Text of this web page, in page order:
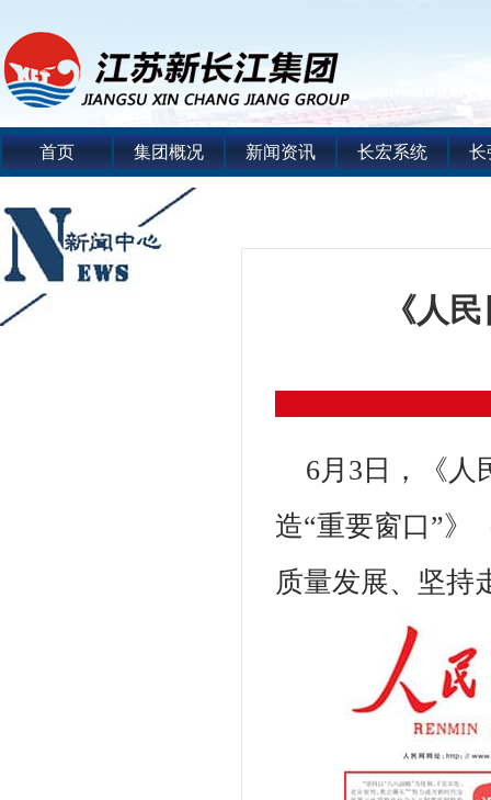
首页 集团概况 新闻资讯 长宏系统 长
《人
6月3日，《人
造“重要窗口”》
质量发展、坚持